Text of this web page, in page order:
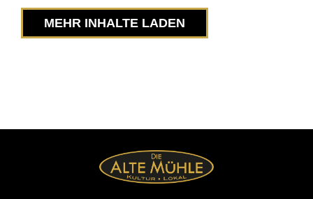
MEHR INHALTE LADEN